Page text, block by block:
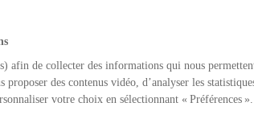
afin de collecter des informations qui nous
des contenus vidéo, d’analyser les
votre choix en sélectionnant « Préférences ».